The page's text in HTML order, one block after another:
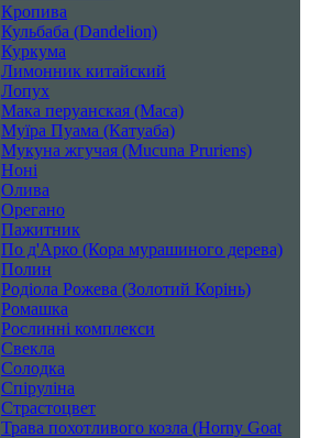
Кропива
Кульбаба (Dandelion)
Куркума
Лимонник китайский
Лопух
Мака перуанская (Maca)
Муїра Пуама (Катуаба)
Мукуна жгучая (Mucuna Pruriens)
Ноні
Олива
Орегано
Пажитник
По д'Арко (Кора мурашиного дерева)
Полин
Родіола Рожева (Золотий Корінь)
Ромашка
Рослинні комплекси
Свекла
Солодка
Спіруліна
Страстоцвет
Трава похотливого козла (Horny Goat